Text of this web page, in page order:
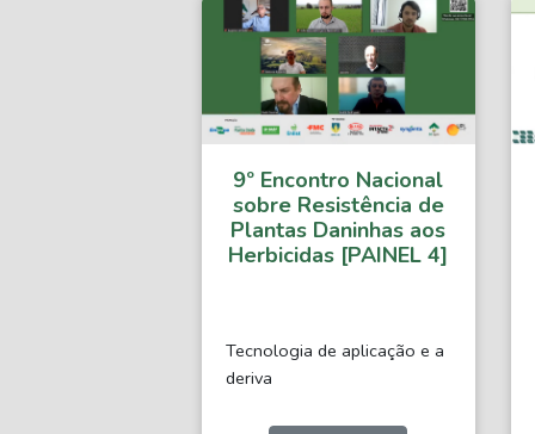
9º Encontro Nacional
sobre Resistência de
Plantas Daninhas aos
Herbicidas [PAINEL 4]
Tecnologia de aplicação e a
deriva